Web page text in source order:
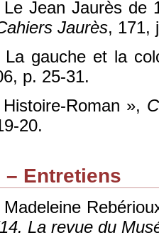
Jean Jaurès de
Jaurès, 171,
gauche et la
p. 25-31.
Roman »,
20.
– Entretiens
La revue du